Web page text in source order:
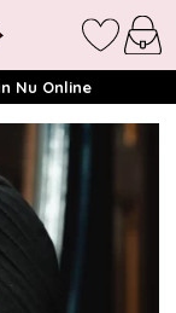
Nu Online